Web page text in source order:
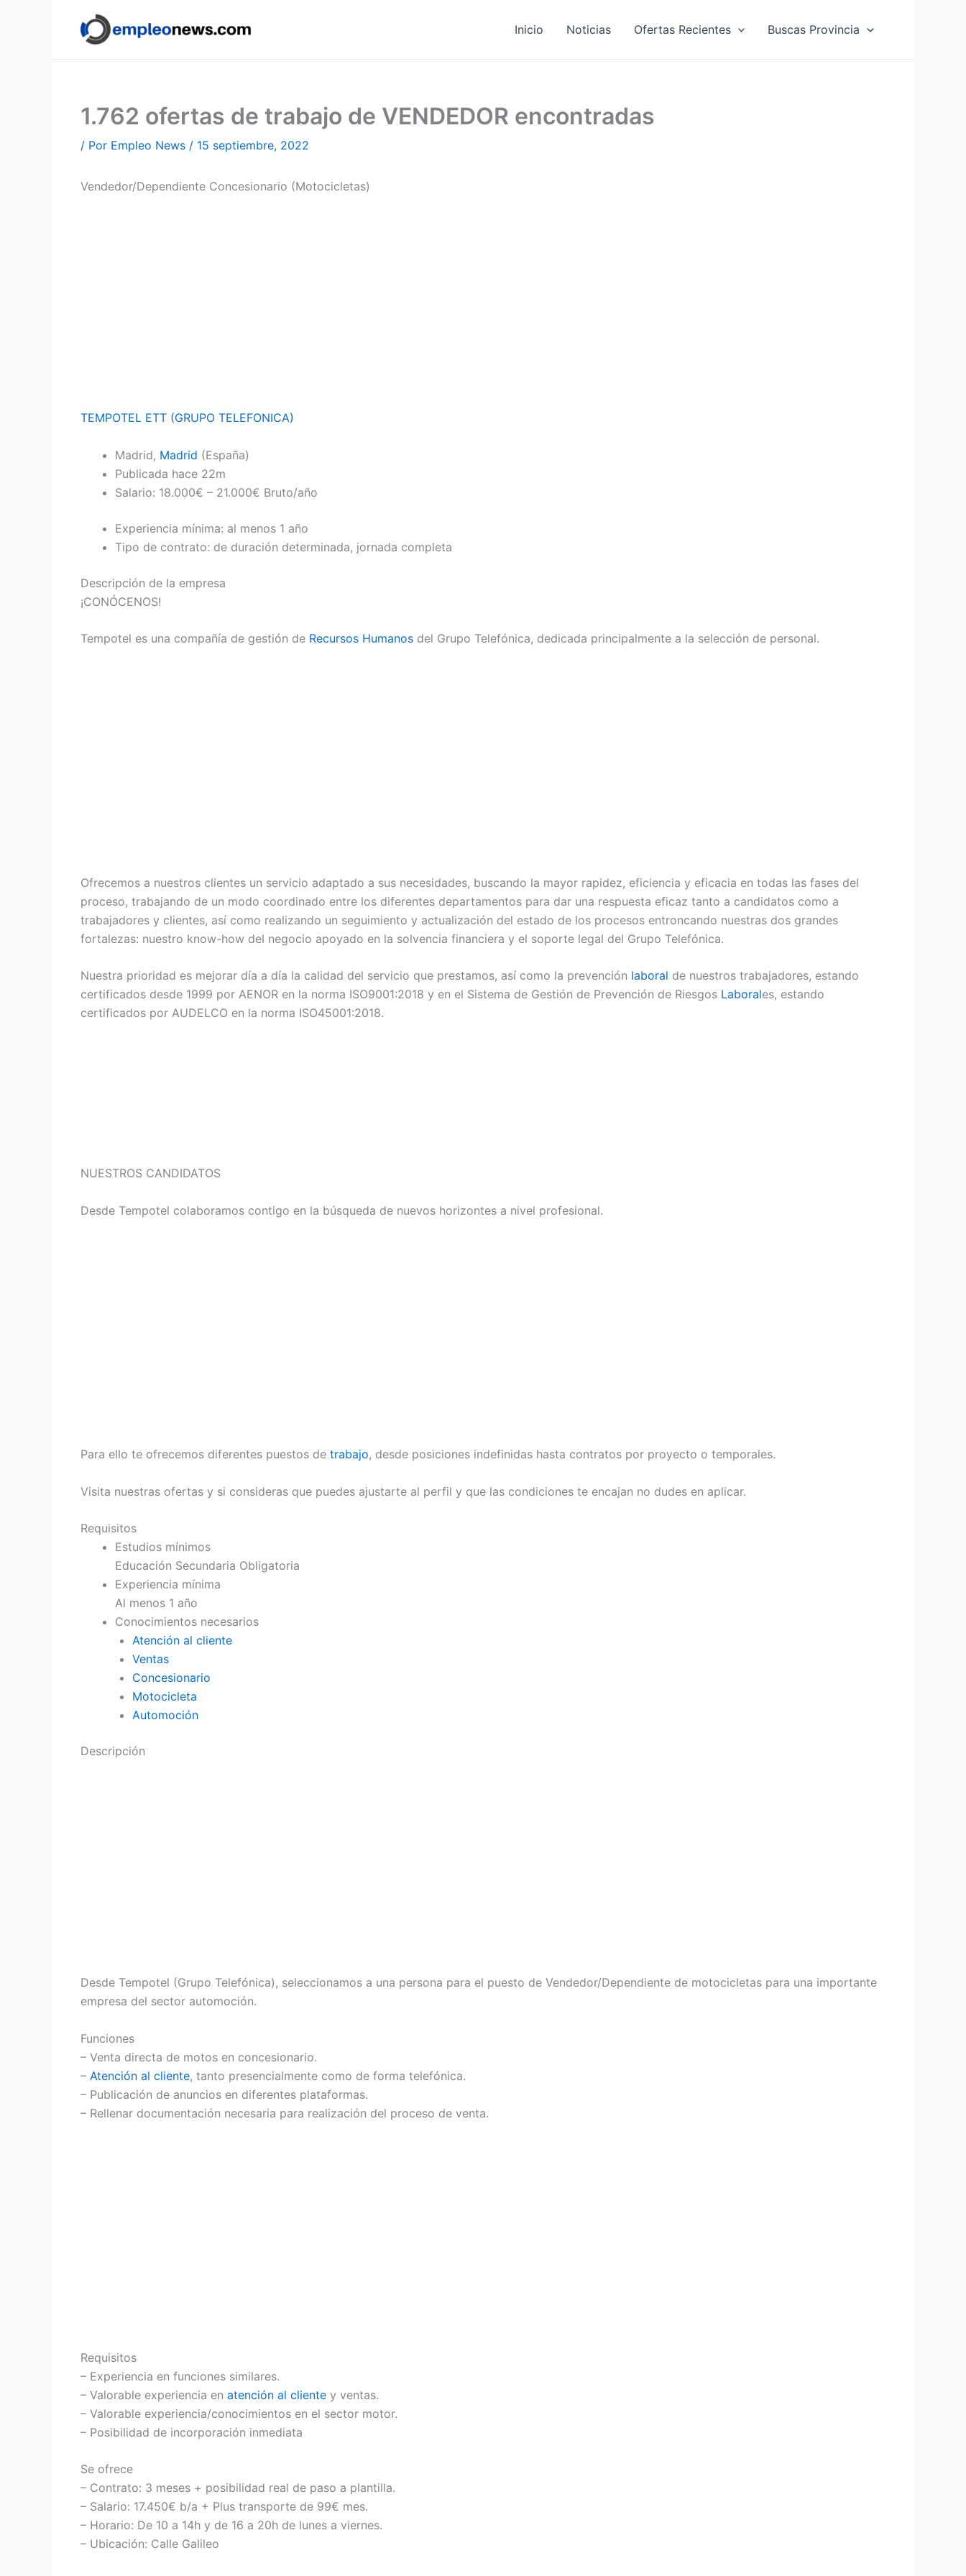
Inicio Noticias Ofertas Recientes Buscas Provincia
1.762 ofertas de trabajo de VENDEDOR encontradas
/ Por Empleo News / 15 septiembre, 2022
Vendedor/Dependiente Concesionario (Motocicletas)
TEMPOTEL ETT (GRUPO TELEFONICA)
Madrid, Madrid (España)
Publicada hace 22m
Salario: 18.000€ – 21.000€ Bruto/año
Experiencia mínima: al menos 1 año
Tipo de contrato: de duración determinada, jornada completa
Descripción de la empresa
¡CONÓCENOS!
Tempotel es una compañía de gestión de Recursos Humanos del Grupo Telefónica, dedicada principalmente a la selección de personal.
Ofrecemos a nuestros clientes un servicio adaptado a sus necesidades, buscando la mayor rapidez, eficiencia y eficacia en todas las fases del
proceso, trabajando de un modo coordinado entre los diferentes departamentos para dar una respuesta eficaz tanto a candidatos como a
trabajadores y clientes, así como realizando un seguimiento y actualización del estado de los procesos entroncando nuestras dos grandes
fortalezas: nuestro know-how del negocio apoyado en la solvencia financiera y el soporte legal del Grupo Telefónica.
Nuestra prioridad es mejorar día a día la calidad del servicio que prestamos, así como la prevención laboral de nuestros trabajadores, estando
certificados desde 1999 por AENOR en la norma ISO9001:2018 y en el Sistema de Gestión de Prevención de Riesgos Laborales, estando
certificados por AUDELCO en la norma ISO45001:2018.
NUESTROS CANDIDATOS
Desde Tempotel colaboramos contigo en la búsqueda de nuevos horizontes a nivel profesional.
Para ello te ofrecemos diferentes puestos de trabajo, desde posiciones indefinidas hasta contratos por proyecto o temporales.
Visita nuestras ofertas y si consideras que puedes ajustarte al perfil y que las condiciones te encajan no dudes en aplicar.
Requisitos
Estudios mínimos
Educación Secundaria Obligatoria
Experiencia mínima
Al menos 1 año
Conocimientos necesarios
Atención al cliente
Ventas
Concesionario
Motocicleta
Automoción
Descripción
Desde Tempotel (Grupo Telefónica), seleccionamos a una persona para el puesto de Vendedor/Dependiente de motocicletas para una importante
empresa del sector automoción.
Funciones
– Venta directa de motos en concesionario.
– Atención al cliente, tanto presencialmente como de forma telefónica.
– Publicación de anuncios en diferentes plataformas.
– Rellenar documentación necesaria para realización del proceso de venta.
Requisitos
– Experiencia en funciones similares.
– Valorable experiencia en atención al cliente y ventas.
– Valorable experiencia/conocimientos en el sector motor.
– Posibilidad de incorporación inmediata
Se ofrece
– Contrato: 3 meses + posibilidad real de paso a plantilla.
– Salario: 17.450€ b/a + Plus transporte de 99€ mes.
– Horario: De 10 a 14h y de 16 a 20h de lunes a viernes.
– Ubicación: Calle Galileo